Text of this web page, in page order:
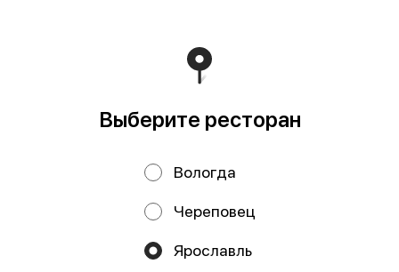
Политика конфиденциальности
Публичная оферта
Выберите ресторан
Вологда
Череповец
Ярославль